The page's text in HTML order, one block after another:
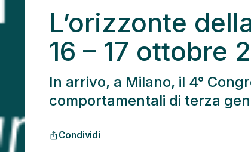
L’orizzonte
16 – 17 ottobre
In arrivo, a Milano, il 4°
comportamentali di terza
ios_shareCondividi